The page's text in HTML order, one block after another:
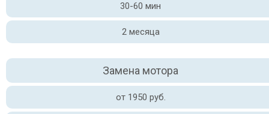
30-60 мин
2 месяца
Замена мотора
от 1950 руб.